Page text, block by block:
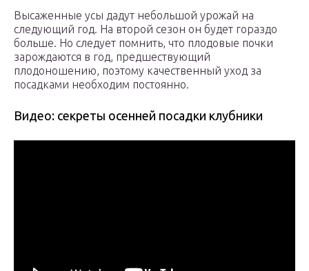
Высаженные усы дадут небольшой урожай на
следующий год. На второй сезон он будет гораздо
больше. Но следует помнить, что плодовые почки
зарождаются в год, предшествующий
плодоношению, поэтому качественный уход за
посадками необходим постоянно.
Видео: секреты осенней посадки клубники